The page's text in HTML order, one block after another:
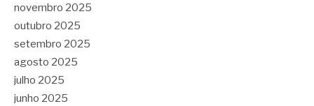
novembro 2025
outubro 2025
setembro 2025
agosto 2025
julho 2025
junho 2025